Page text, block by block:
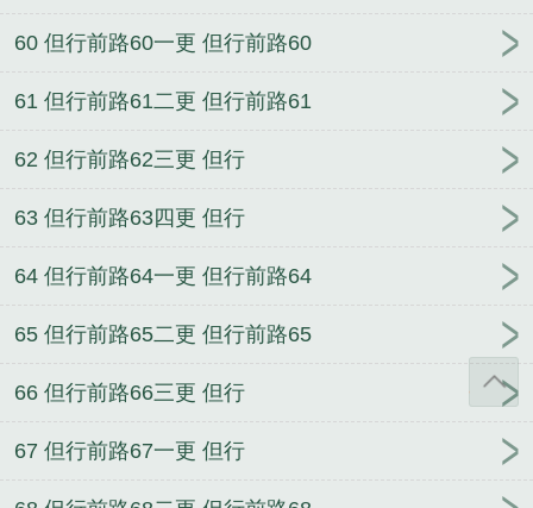
60 但行前路60一更 但行前路60
61 但行前路61二更 但行前路61
62 但行前路62三更 但行
63 但行前路63四更 但行
64 但行前路64一更 但行前路64
65 但行前路65二更 但行前路65
66 但行前路66三更 但行
67 但行前路67一更 但行